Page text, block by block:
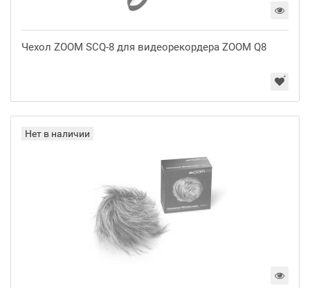
Чехол ZOOM SCQ-8 для видеорекордера ZOOM Q8
Нет в наличии